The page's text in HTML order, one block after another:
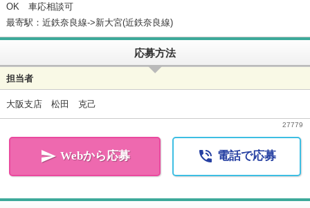
OK 車応相談可
最寄駅：近鉄奈良線->新大宮(近鉄奈良線)
応募方法
担当者
大阪支店 松田 克己
27779
 Webから応募  電話で応募